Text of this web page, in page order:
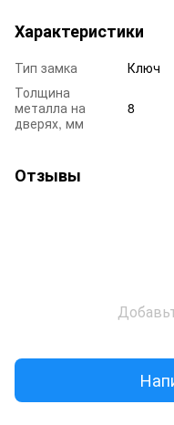
Характеристики
Тип замка
Ключ
Толщина
металла на
дверях, мм
8
Отзывы